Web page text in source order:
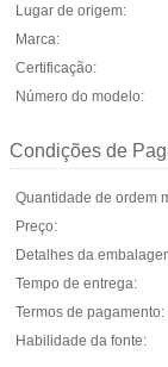
Lugar de origem:
Marca:
Certificação:
Número do modelo:
Condições de
Quantidade de ordem
Preço:
Detalhes da
Tempo de entrega:
Termos de pagamento:
Habilidade da fonte: